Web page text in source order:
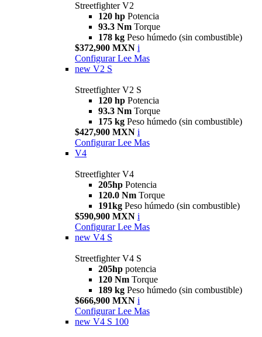
Streetfighter V2
120 hp Potencia
93.3 Nm Torque
178 kg Peso húmedo (sin combustible)
$372,900 MXN i
Configurar Lee Mas
new V2 S
Streetfighter V2 S
120 hp Potencia
93.3 Nm Torque
175 kg Peso húmedo (sin combustible)
$427,900 MXN i
Configurar Lee Mas
V4
Streetfighter V4
205hp Potencia
120.0 Nm Torque
191kg Peso húmedo (sin combustible)
$590,900 MXN i
Configurar Lee Mas
new V4 S
Streetfighter V4 S
205hp potencia
120 Nm Torque
189 kg Peso húmedo (sin combustible)
$666,900 MXN i
Configurar Lee Mas
new V4 S 100